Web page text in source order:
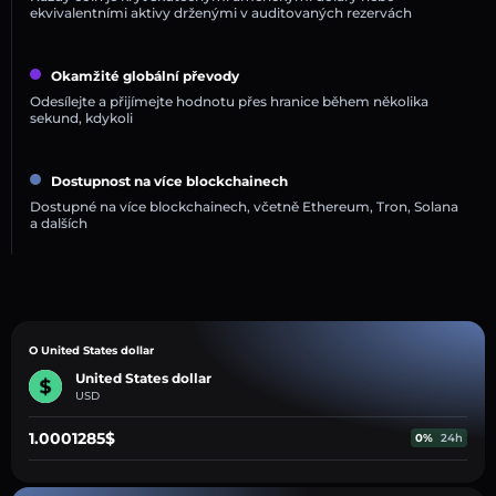
ekvivalentními aktivy drženými v auditovaných rezervách
Okamžité globální převody
Odesílejte a přijímejte hodnotu přes hranice během několika
sekund, kdykoli
Dostupnost na více blockchainech
Dostupné na více blockchainech, včetně Ethereum, Tron, Solana
a dalších
O United States dollar
United States dollar
USD
1.0001285$ 0% 24h